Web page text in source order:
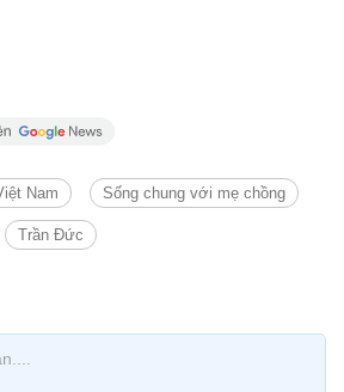
Nam Sống chung với mẹ chồng
Trần Đức